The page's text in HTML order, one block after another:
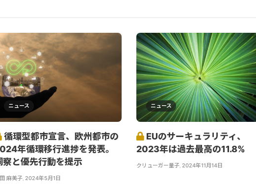
ニュース
循環型都市宣言、欧州都市の
年循環移行進捗を発表。
察と優先行動を提示
麻美子, 2024年5月1日
ニュース
EUのサーキュラリティ、
2023年は過去最高の11.8%
クリューガー量子, 2024年11月14日